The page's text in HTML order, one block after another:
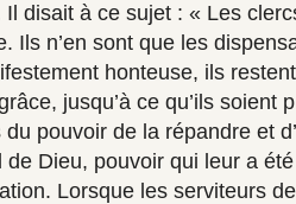
disait à ce sujet : « Les
Ils n’en sont que les
honteuse, ils
jusqu’à ce qu’ils soient
pouvoir de la répandre et
de Dieu, pouvoir qui leur a
Lorsque les serviteurs